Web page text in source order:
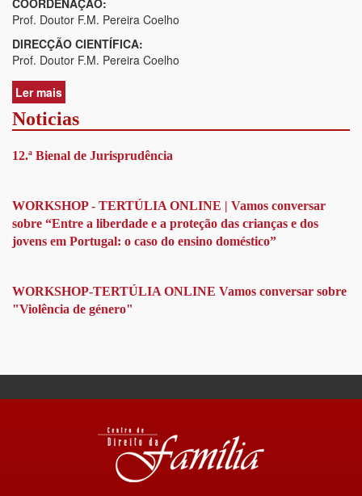
COORDENAÇÃO:
Prof. Doutor F.M. Pereira Coelho
DIRECÇÃO CIENTÍFICA:
Prof. Doutor F.M. Pereira Coelho
Ler mais
de
1º
de
"Protecção
de
Menores"
Noticias
12.ª Bienal de Jurisprudência
WORKSHOP - TERTÚLIA ONLINE | Vamos conversar
sobre “Entre a liberdade e a proteção das crianças e dos
jovens em Portugal: o caso do ensino doméstico”
WORKSHOP-TERTÚLIA ONLINE Vamos conversar sobre
"Violência de género"